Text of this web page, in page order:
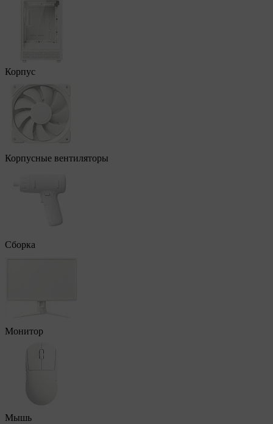
Корпус
Корпусные вентиляторы
Сборка
Монитор
Мышь